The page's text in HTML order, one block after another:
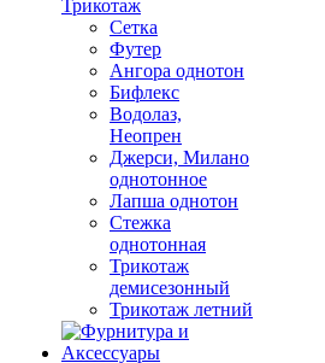
Трикотаж
Сетка
Футер
Ангора однотон
Бифлекс
Водолаз,
Неопрен
Джерси, Милано
однотонное
Лапша однотон
Стежка
однотонная
Трикотаж
демисезонный
Трикотаж летний